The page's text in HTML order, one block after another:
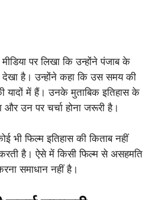
पर लिखा कि उन्होंने पंजाब के
देखा है। उन्होंने कहा कि उस समय की
यादों में हैं। उनके मुताबिक इतिहास के
और उन पर चर्चा होना जरूरी है।
भी फिल्म इतिहास की किताब नहीं
है। ऐसे में किसी फिल्म से असहमति
समाधान नहीं है।